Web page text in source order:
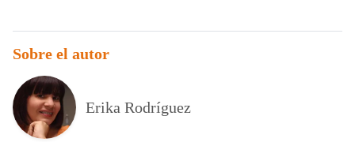
Sobre el autor
Erika Rodríguez